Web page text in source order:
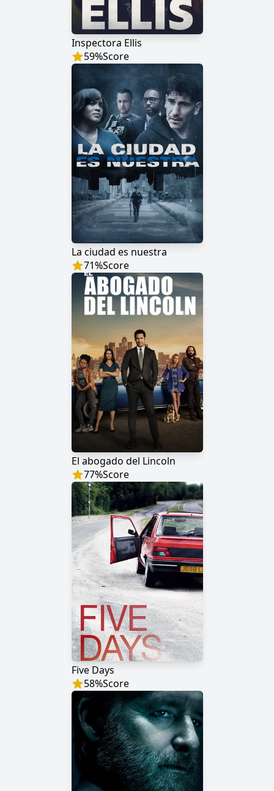
Inspectora Ellis
59%Score
La ciudad es nuestra
71%Score
El abogado del Lincoln
77%Score
Five Days
58%Score